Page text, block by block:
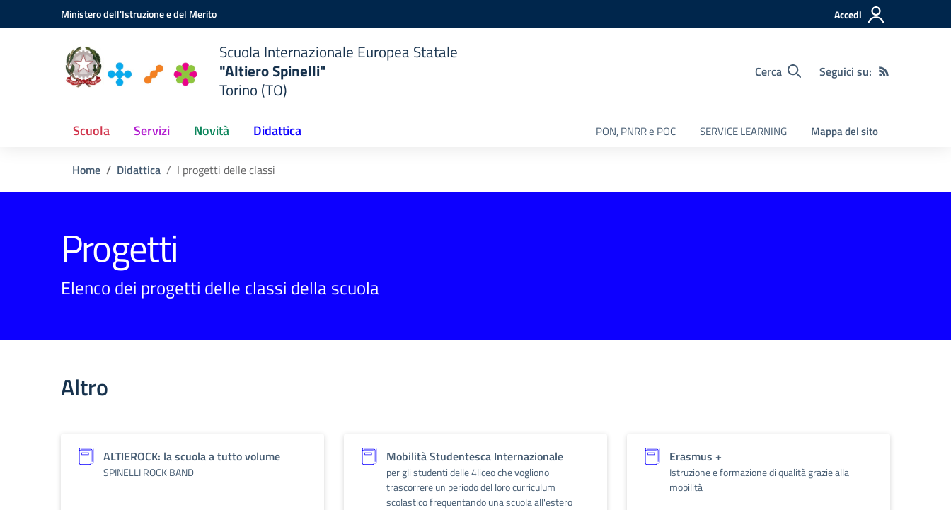
Vai ai contenuti
Vai al menu di navigazioneMinistero dell'Istruzione e del Merito Accedi
Scuola Internazionale Europea Statale
"Altiero Spinelli"
Torino (TO)
Cerca Seguici su:
Scuola Servizi Novità Didattica PON, PNRR e POC SERVICE LEARNING Mappa del sito
Home Didattica I progetti delle classi
Progetti
Elenco dei progetti delle classi della scuola
Altro
ALTIEROCK: la scuola a tutto volume
SPINELLI ROCK BAND
Mobilità Studentesca Internazionale
per gli studenti delle 4liceo che vogliono
trascorrere un periodo del loro curriculum
scolastico frequentando una scuola all'estero
Erasmus +
Istruzione e formazione di qualità grazie alla
mobilità